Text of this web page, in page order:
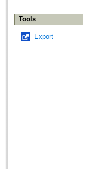
Tools
Export